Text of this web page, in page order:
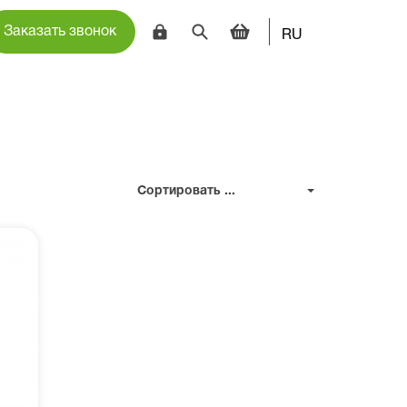
Заказать звонок RU
Сортировать ...